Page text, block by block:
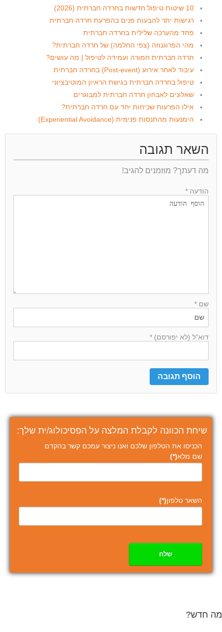
10 שיטות טיפול חדשות בחרדה חברתית (2026)
רגישות יתר להבעות פנים בהפרעת חרדה חברתית
פחד מהערכה שלילית בחרדה חברתית
מהי הפרוגנוזה (צפי החלמה) של חרדה חברתית?
חרדה חברתית חמורה ועמידה לטיפול | מה עושים?
עיבוד לאחר אירוע (Post-event) בחרדה חברתית
טיפול בחרדה חברתית בגישת הראיון המוטיבציוני
שאלונים לאבחון חרדה חברתית למבוגרים
אילו הפרעות שכיחות יחד עם חרדה חברתית?
הימנעות מהתנסות פנימית (Experiential Avoidance)
השאר תגובה
מה דעתך? מוזמנים להגיב!
הודעה *
שם *
דוא"ל (לא יפורסם) *
שיחת הכוונה לקבלת המלצה על הפסיכולוג/ית שלך:
הכניסו את הטלפון שלכם ואנו ניצור עמכם קשר בהקדם
שם מלא(*)
השאר טלפון(*)
שלח
מה חדש?